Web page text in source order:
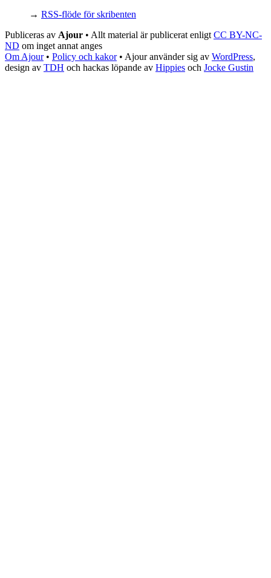
→ RSS-flöde för skribenten
Publiceras av Ajour • Allt material är publicerat enligt CC BY-NC-
ND om inget annat anges
Om Ajour• Policy och kakor• Ajour använder sig av WordPress,
design av TDH och hackas löpande av Hippies och Jocke Gustin